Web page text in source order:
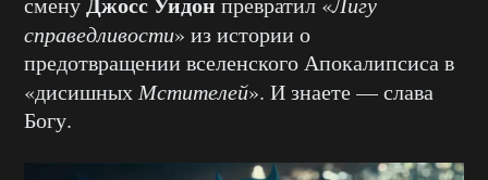
справедливости» из истории о
предотвращении вселенского Апокалипсиса в
«дисишных Мстителей». И знаете — слава
Богу.